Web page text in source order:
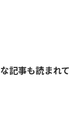
記事も読まれ